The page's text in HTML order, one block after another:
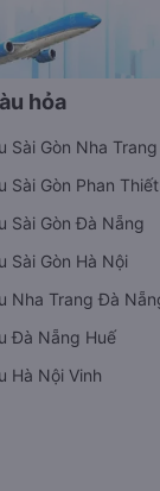
hỏa
Sài Gòn Nha Trang
Sài Gòn Phan Thiết
Sài Gòn Đà Nẵng
Sài Gòn Hà Nội
Nha Trang Đà
Đà Nẵng Huế
Hà Nội Vinh